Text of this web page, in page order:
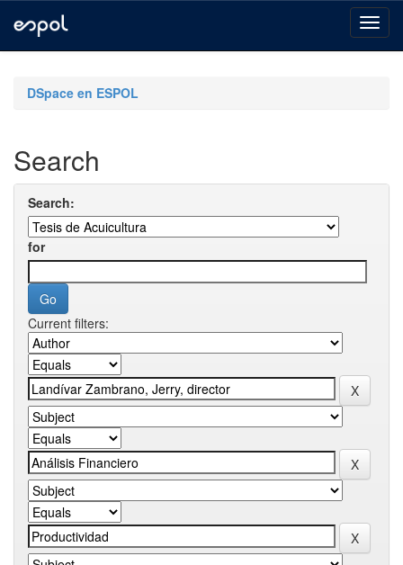
navigationDSpace en ESPOL
Search
Search:
for
Current filters: